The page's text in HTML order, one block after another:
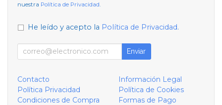
nuestra Política de Privacidad
He leído y acepto la Política de Privacidad.
Enviar
Contacto
Información Legal
Política Privacidad
Política de Cookies
Condiciones de Compra
Formas de Pago